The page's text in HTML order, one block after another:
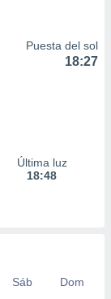
Puesta del sol
18:27
Última luz
18:48
Sáb
Dom